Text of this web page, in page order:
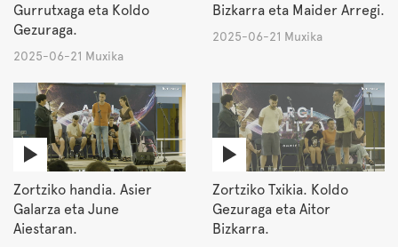
Gurrutxaga eta Koldo
Gezuraga.
2025-06-21 Muxika
Bizkarra eta Maider Arregi.
2025-06-21 Muxika
Zortziko handia. Asier
Galarza eta June
Aiestaran.
Zortziko Txikia. Koldo
Gezuraga eta Aitor
Bizkarra.